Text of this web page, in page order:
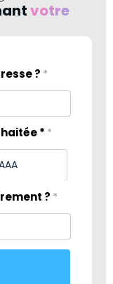
votre
? *
* *
? *